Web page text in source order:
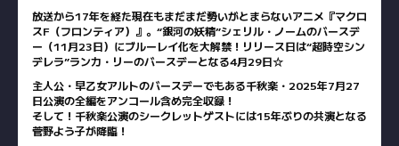
放送から17年を経た現在もまだまだ勢いがとまらないアニメ『マクロ
スF（フロンティア）』。“銀河の妖精”シェリル・ノームのバースデ
ー（11月23日）にブルーレイ化を大解禁！リリース日は“超時空シン
デレラ”ランカ・リーのバースデーとなる4月29日☆
主人公・早乙女アルトのバースデーでもある千秋楽・2025年7月27
日公演の全編をアンコール含め完全収録！
そして！千秋楽公演のシークレットゲストには15年ぶりの共演となる
菅野よう子が降臨！